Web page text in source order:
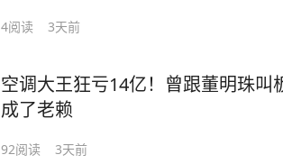
4阅读 3天前
空调大王狂亏14亿！曾跟董明珠叫
成了老赖
92阅读 3天前